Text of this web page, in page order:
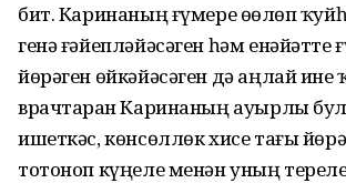
бит. Каринаның ғүмере өҙөлөп
генә ғәйепләйәсәген һәм енәйәтте
йөрәген өйкәйәсәген дә аңлай ине
врачтарҙан Каринаның ауырлы
ишеткәс, көнсөллөк хисе тағы
тотоноп күңеле менән уның